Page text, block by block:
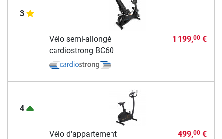
3
Vélo semi-allongé
cardiostrong BC60
1 199,00€
4
Vélo d'appartement
499,00€